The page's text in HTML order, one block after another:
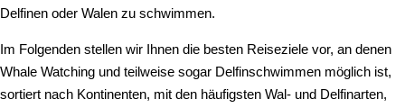
Delfinen oder Walen zu schwimmen.
Im Folgenden stellen wir Ihnen die besten Reiseziele vor, an denen
Whale Watching und teilweise sogar Delfinschwimmen möglich ist,
sortiert nach Kontinenten, mit den häufigsten Wal- und Delfinarten,